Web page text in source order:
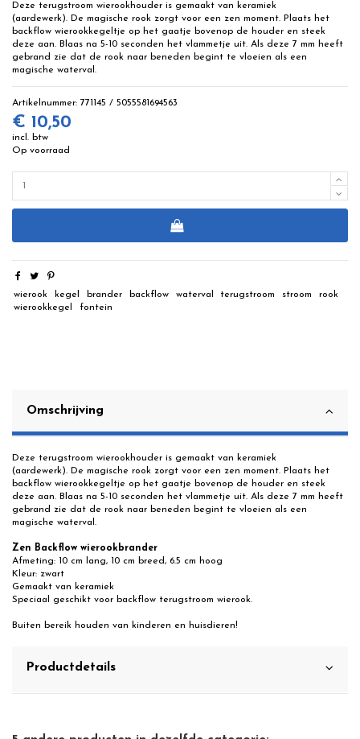
Deze terugstroom wierookhouder is gemaakt van keramiek
(aardewerk). De magische rook zorgt voor een zen moment. Plaats het
backflow wierookkegeltje op het gaatje bovenop de houder en steek
deze aan. Blaas na 5-10 seconden het vlammetje uit. Als deze 7 mm heeft
gebrand zie dat de rook naar beneden begint te vloeien als een
magische waterval.
Artikelnummer: 771145 / 5055581694563
€ 10,50
incl. btw
Op voorraad
wierook kegel brander backflow waterval terugstroom stroom
rook
wierookkegel
fontein
Omschrijving
Deze terugstroom wierookhouder is gemaakt van keramiek
(aardewerk). De magische rook zorgt voor een zen moment. Plaats het
backflow wierookkegeltje op het gaatje bovenop de houder en steek
deze aan. Blaas na 5-10 seconden het vlammetje uit. Als deze 7 mm heeft
gebrand zie dat de rook naar beneden begint te vloeien als een
magische waterval.
Zen Backflow wierookbrander
Afmeting: 10 cm lang, 10 cm breed, 6.5 cm hoog
Kleur: zwart
Gemaakt van keramiek
Speciaal geschikt voor backflow terugstroom wierook.
Buiten bereik houden van kinderen en huisdieren!
Productdetails